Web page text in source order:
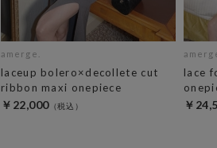
amerge.
laceup bolero×decollete cut
ribbon maxi onepiece
￥22,000
lace
￥